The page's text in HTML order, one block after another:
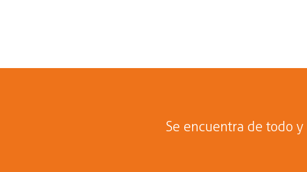
Se encuentra de todo